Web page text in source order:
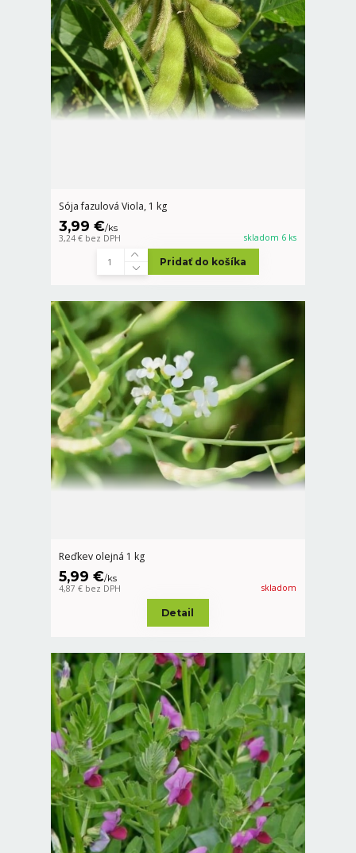
Sója fazulová Viola, 1 kg
3,99 €/ks
3,24 € bez DPH skladom 6 ks
Pridať do košíka
Reďkev olejná 1 kg
5,99 €/ks
4,87 € bez DPH skladom
Detail